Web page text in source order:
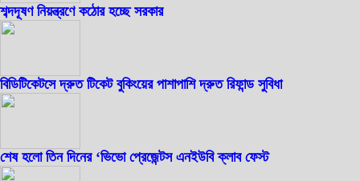
শব্দদূষণ নিয়ন্ত্রণে কঠোর হচ্ছে সরকার
বিডিটিকেটসে দ্রুত টিকেট বুকিংয়ের পাশাপাশি দ্রুত রিফান্ড সুবিধা
শেষ হলো তিন দিনের ‘ভিভো প্রেজেন্টস এনইউবি ক্লাব ফেস্ট